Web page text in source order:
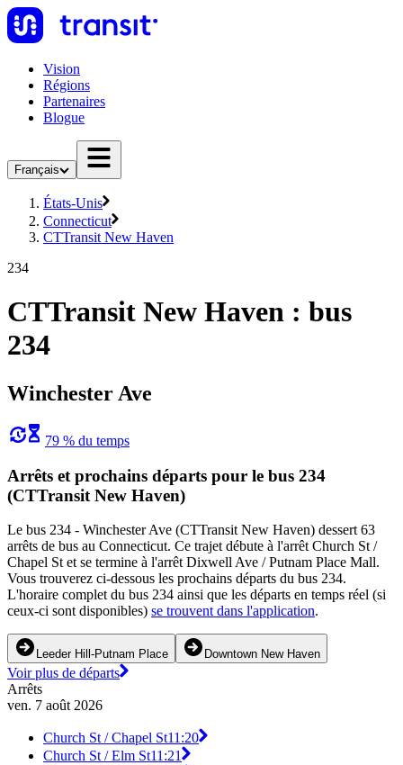
Vision
Régions
Partenaires
Blogue
Français
États-Unis
Connecticut
CTTransit New Haven
234
CTTransit New Haven : bus
234
Winchester Ave
79 % du temps
Arrêts et prochains départs pour le bus 234
(CTTransit New Haven)
Le bus 234 - Winchester Ave (CTTransit New Haven) dessert 63
arrêts de bus au Connecticut. Ce trajet débute à l'arrêt Church St /
Chapel St et se termine à l'arrêt Dixwell Ave / Putnam Place Mall.
Vous trouverez ci-dessous les prochains départs du bus 234.
L'horaire complet du bus 234 ainsi que les départs en temps réel (si
ceux-ci sont disponibles) se trouvent dans l'application.
Leeder Hill-Putnam Place Downtown New Haven
Voir plus de départs
Arrêts
ven. 7 août 2026
Church St / Chapel St11:20
Church St / Elm St11:21